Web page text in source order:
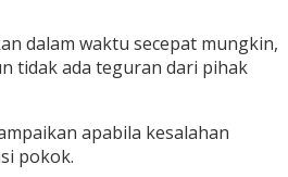
dalam waktu secepat mungkin,
tidak ada teguran dari pihak
apabila kesalahan
pokok.